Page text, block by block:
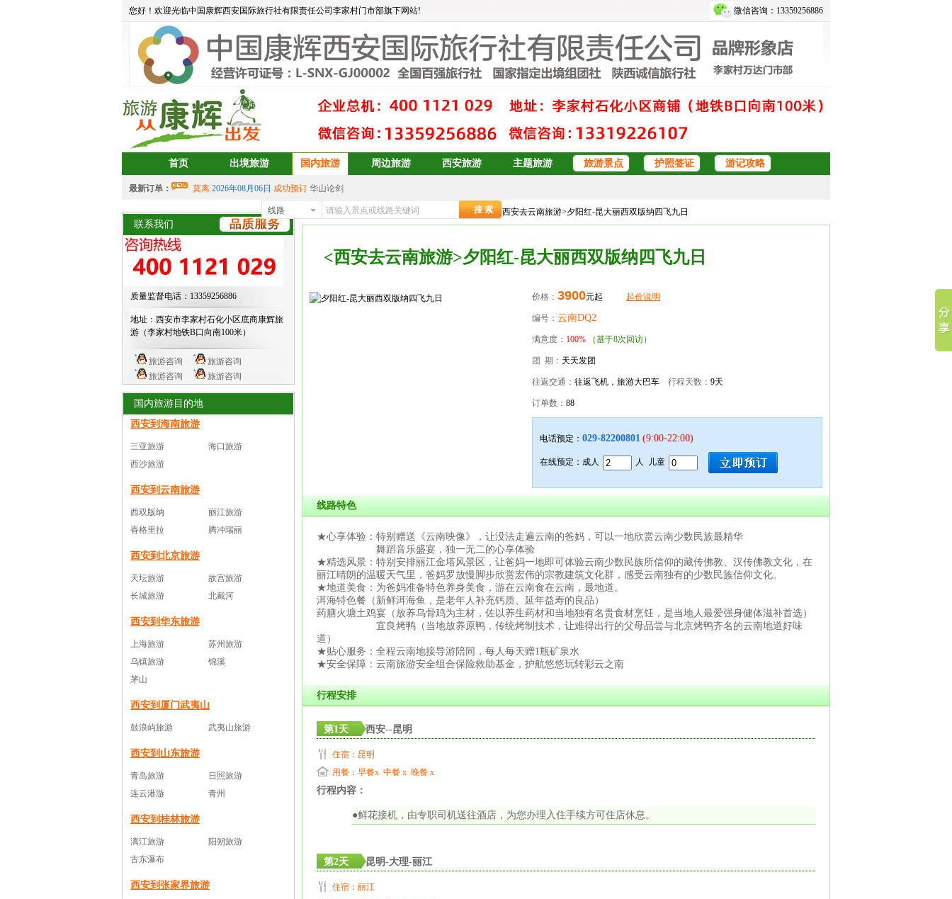
微信咨询：13359256886
您好！欢迎光临中国康辉西安国际旅行社有限责任公司李家村门市部旗下网站!
首页 出境旅游 国内旅游 周边旅游 西安旅游 主题旅游 旅游景点 护照签证 游记攻略
最新订单： 莫离 2026年08月06日 成功预订 华山论剑
成功预订
宝藏大东北6日游
中岳建筑 2026年08月04日成功预订青岛、日照、乳山、威海、蓬莱、烟台双卧6日游
2026年07月30日 成功预订
双岛青岛+威海+长岛+烟台
aalertlert(1)
2026年07月30日
2026年07月30日 成功预订
线路
联系我们
质量监督电话：13359256886
地址：西安市李家村石化小区底商康辉旅
游（李家村地铁B口向南100米）
旅游咨询
旅游咨询
旅游咨询
旅游咨询
国内旅游目的地
西安到海南旅游
三亚旅游
海口旅游
西沙旅游
西安到云南旅游
西双版纳
丽江旅游
香格里拉
腾冲瑞丽
西安到北京旅游
天坛旅游
故宫旅游
长城旅游
北戴河
西安到华东旅游
上海旅游
苏州旅游
乌镇旅游
锦溪
茅山
西安到厦门武夷山
鼓浪屿旅游 武夷山旅游
西安到山东旅游
青岛旅游
日照旅游
连云港游
青州
西安到桂林旅游
漓江旅游
阳朔旅游
古东瀑布
西安到张家界旅游
西安康辉旅行社>>国内旅游>> 西安到云南旅游>> <西安去云南旅游>夕阳红-昆大丽西双版纳四飞九日
<西安去云南旅游>夕阳红-昆大丽西双版纳四飞九日
价格： 3900元起 起价说明
编号： 云南DQ2
满意度： 100% （基于8次回访）
团 期： 天天发团
往返交通： 往返飞机，旅游大巴车 行程天数： 9天
订单数： 88
电话预定： 029-82200801 (9:00-22:00)
在线预定：成人 人 儿童
线路特色
★心享体验：特别赠送《云南映像》，让没法走遍云南的爸妈，可以一地欣赏云南少数民族最精华
舞蹈音乐盛宴，独一无二的心享体验
★精选风景：特别安排丽江金塔风景区，让爸妈一地即可体验云南少数民族所信仰的藏传佛教、汉传佛教文化，在
丽江晴朗的温暖天气里，爸妈罗放慢脚步欣赏宏伟的宗教建筑文化群，感受云南独有的少数民族信仰文化。
★地道美食：为爸妈准备特色养身美食，游在云南食在云南，最地道。
洱海特色餐（新鲜洱海鱼，是老年人补充钙质、延年益寿的良品）
药膳火塘土鸡宴（放养乌骨鸡为主材，佐以养生药材和当地独有名贵食材烹饪，是当地人最爱强身健体滋补首选）
宜良烤鸭（当地放养原鸭，传统烤制技术，让难得出行的父母品尝与北京烤鸭齐名的云南地道好味
道）
★贴心服务：全程云南地接导游陪同，每人每天赠1瓶矿泉水
★安全保障：云南旅游安全组合保险救助基金，护航悠悠玩转彩云之南
行程安排
第1天 西安--昆明
住宿：昆明
用餐：早餐x 中餐 x 晚餐 x
行程内容：
●鲜花接机，由专职司机送往酒店，为您办理入住手续方可住店休息。
第2天 昆明-大理-丽江
住宿：丽江